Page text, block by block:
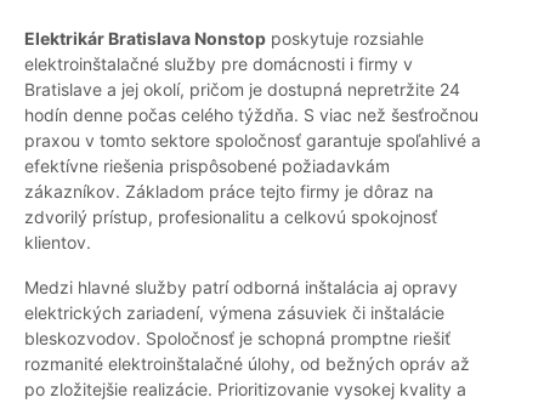
Elektrikár Bratislava Nonstop poskytuje rozsiahle
elektroinštalačné služby pre domácnosti i firmy v
Bratislave a jej okolí, pričom je dostupná nepretržite 24
hodín denne počas celého týždňa. S viac než šesťročnou
praxou v tomto sektore spoločnosť garantuje spoľahlivé a
efektívne riešenia prispôsobené požiadavkám
zákazníkov. Základom práce tejto firmy je dôraz na
zdvorilý prístup, profesionalitu a celkovú spokojnosť
klientov.
Medzi hlavné služby patrí odborná inštalácia aj opravy
elektrických zariadení, výmena zásuviek či inštalácie
bleskozvodov. Spoločnosť je schopná promptne riešiť
rozmanité elektroinštalačné úlohy, od bežných opráv až
po zložitejšie realizácie. Prioritizovanie vysokej kvality a